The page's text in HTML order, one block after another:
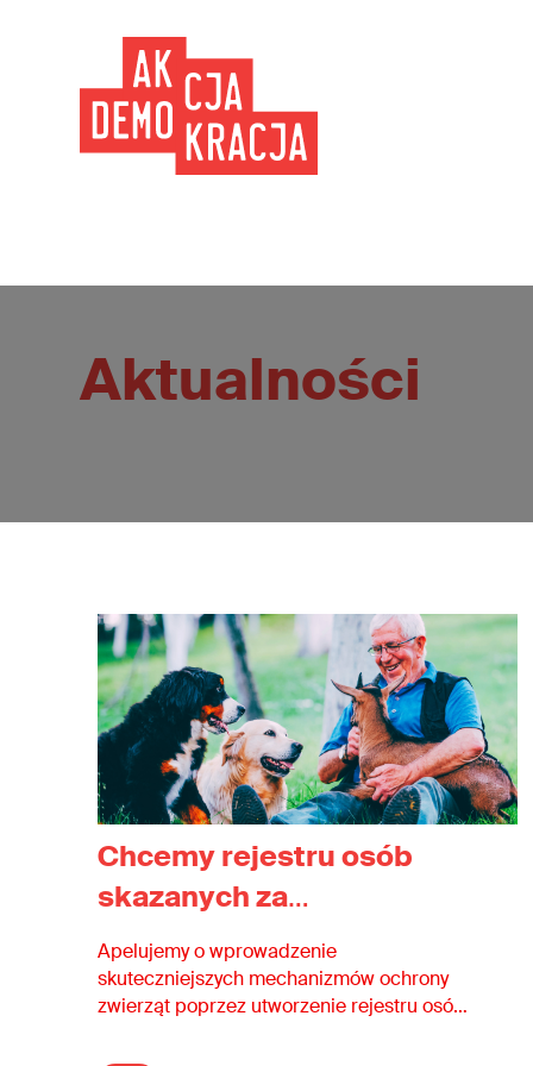
Aktualności
Chcemy rejestru osób
skazanych za
przestępstwa przeciwko
zwierzętom
Apelujemy o wprowadzenie
skuteczniejszych mechanizmów ochrony
zwierząt poprzez utworzenie rejestru osób
przeciwko zwierzętom oraz wzmocnienie